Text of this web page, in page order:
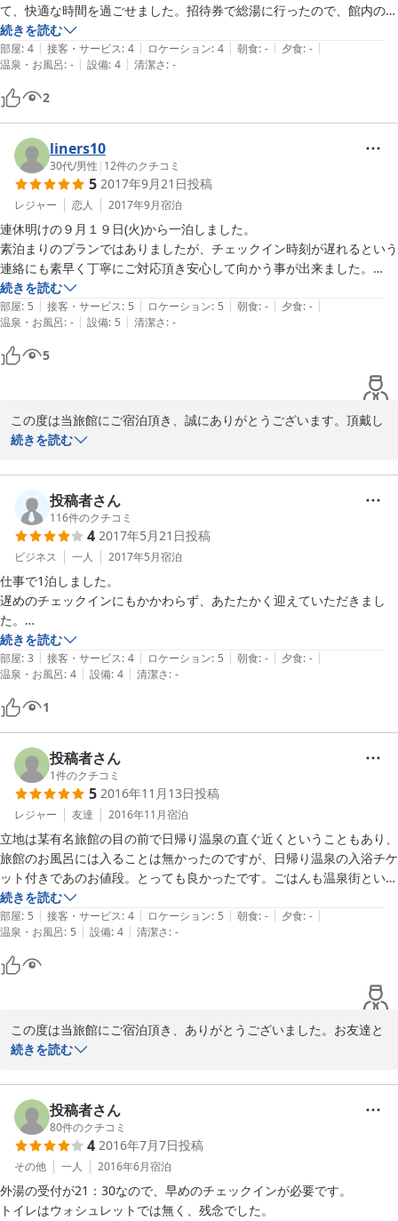
2019-05-05
て、快適な時間を過ごせました。招待券で総湯に行ったので、館内のお
風呂には入りませんでした。
続きを読む
部屋: 4 | 接客・サービス: 4 | ロケーション: 4 | 朝食: - | 夕食: - |
温泉・お風呂: - | 設備: 4 | 清潔さ: -
2
liners10
30代/男性 | 12件のクチコミ
5 2017年9月21日投稿
レジャー 恋人 2017年9月宿泊
連休明けの９月１９日(火)から一泊しました。
素泊まりのプランではありましたが、チェックイン時刻が遅れるという
連絡にも素早く丁寧にご対応頂き安心して向かう事が出来ました。
立地としては「総湯」という温泉施設を囲むように宿泊施設が建ってい
る中で一番近くにあり利便性は高いと思います。またバス停も目の前で
コンビニもすぐそばにあるので車でなくても困らないのではないでしょ
うか。
ただ、周辺施設（薬局？歯医者？）が高くそびえ立っており、青海荘の
建物が一区画奥に立地しているので駐車場案内や施設看板などが道路沿
いにあったら親切かなぁと思いました。
プではなかった！）でドライヤー・綿棒も完備しており、なにより清潔
感あふれる施設でとても好感が持てました！
フロントの方は丁寧な案内の上、周辺の食事処を尋ねた所、オススメも
交えて親切に対応して頂けました。あいにく連休明けで閉まっている店
も多かったですが、大手の居酒屋も含めお店が選べる程あったので食事
面でも心配はありませんでした。
館内はビジネスホテルのようなフロア構成になっておりますが、お部屋
は畳敷きで旅館の広さとしてはこの価格ではなかなかないよ...と思うよ
うなゆったりとした間取りになっておりました。
アメニティも最低限の物が揃っておりながら、「歯ブラシ」に満足して
おりました(笑)毛先が二段式（普通の毛先から長い毛先が出てるやつ）
を使い捨てで設置できるとは...と感激しました！
至れり尽くせりのホテルや旅館が多い中、総湯という絶対的な温浴施設
を持ち、周辺での食事を散策しながら探せられる旅館という楽しみ方も
出来るのでゆったりした時間を持ちたい方にはオススメの宿ではないで
しょうか！
続きを読む
部屋: 5 | 接客・サービス: 5 | ロケーション: 5 | 朝食: - | 夕食: - |
温泉・お風呂: - | 設備: 5 | 清潔さ: -
5
この度は当旅館にご宿泊頂き、誠にありがとうございます。頂戴し
たたくさんのご意見、ご感想は私どもの貴重な財産とさせて頂きま
当館の場所が分かりにくく、ご不便をおかけ致しました。ご指摘の
通り、案内看板等の設置を含めて改善策を検討して参りたいと思い
ます。
口コミを拝見していますと、総湯を含め温泉街をお楽しみになった
ご様子で、和倉温泉に携わる者として大変うれしく思います。
またのお越し頂けることを、心よりお待ちしております。
2017-09-22
続きを読む
投稿者さん
116件のクチコミ
4 2017年5月21日投稿
ビジネス 一人 2017年5月宿泊
仕事で1泊しました。
遅めのチェックインにもかかわらず、あたたかく迎えていただきまし
た。
部屋はシンプルで、いたって普通です。
総湯、良いですね。
街の雰囲気も、温泉街、という感じで楽しめました。
続きを読む
部屋: 3 | 接客・サービス: 4 | ロケーション: 5 | 朝食: - | 夕食: - |
温泉・お風呂: 4 | 設備: 4 | 清潔さ: -
1
投稿者さん
1件のクチコミ
5 2016年11月13日投稿
レジャー 友達 2016年11月宿泊
立地は某有名旅館の目の前で日帰り温泉の直ぐ近くということもあり、
旅館のお風呂には入ることは無かったのですが、日帰り温泉の入浴チケ
ット付きであのお値段。とっても良かったです。ごはんも温泉街という
ことで、若干高かったですが、行くと途中にファミレスなどもありまし
たので、そちらを利用するのも手だと思いました。
素泊まりでしたが、不便なく過ごすことが出来ました。ありがとうござ
いました。
続きを読む
部屋: 5 | 接客・サービス: 4 | ロケーション: 5 | 朝食: - | 夕食: - |
温泉・お風呂: 5 | 設備: 4 | 清潔さ: -
この度は当旅館にご宿泊頂き、ありがとうございました。お友達と
ご滞在されていたこともあって、笑顔がたえず、こちらも楽しい気
また能登にお越しの際は、ぜひ当旅館をご利用下さいませ。
心よりお待ち申し上げております。
フロント係
2016-11-15
続きを読む
投稿者さん
80件のクチコミ
4 2016年7月7日投稿
その他 一人 2016年6月宿泊
外湯の受付が21：30なので、早めのチェックインが必要です。
トイレはウォシュレットでは無く、残念でした。